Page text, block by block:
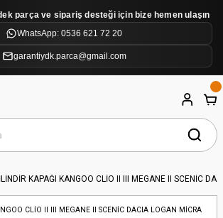
parça ve sipariş desteği için bize hemen ulaşın
WhatsApp: 0536 621 72 20
garantiydk.parca@gmail.com
KAPAĞI KANGOO CLİO II III MEGANE II SCENİC